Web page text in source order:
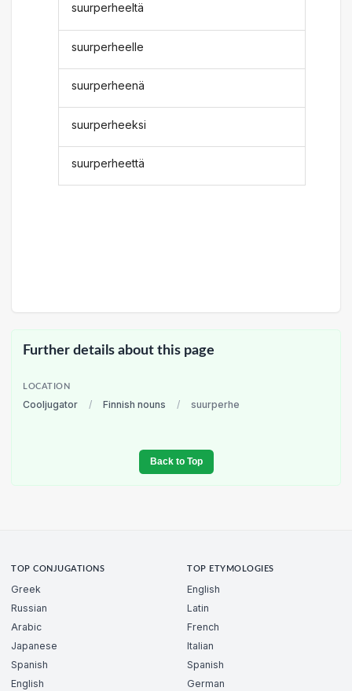
suurperheeltä
suurperheelle
suurperheenä
suurperheeksi
suurperheettä
Further details about this page
LOCATION
Cooljugator / Finnish nouns / suurperhe
Back to Top
TOP CONJUGATIONS
Greek
Russian
Arabic
Japanese
Spanish
English
TOP ETYMOLOGIES
English
Latin
French
Italian
Spanish
German